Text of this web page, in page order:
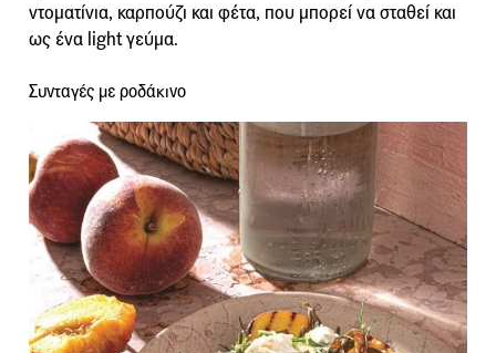
ντοματίνια, καρπούζι και φέτα, που μπορεί να σταθεί και
ως ένα light γεύμα.
Συνταγές με ροδάκινο